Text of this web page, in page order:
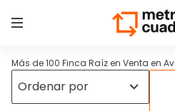
Más de 100 Finca Raíz en Venta en